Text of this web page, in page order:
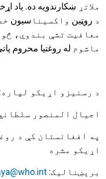
ملاتړ ښکارندویه ده. یاد
د روټین واکسينا سیون
معافيت تشې بندوي،
ماشوم له روغتیا محروم
د رسنیزو اړیکو لپاره:
اجیال المنصور
په افغانستان کې د
اړیکو مشره
برېښنالیک: